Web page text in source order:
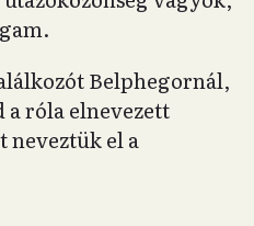
Belphegornál,
a róla elnevezett
neveztük el a